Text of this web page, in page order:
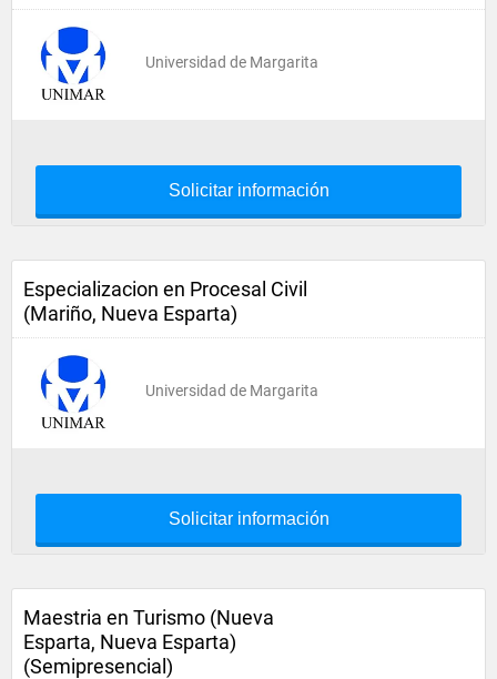
Universidad de Margarita
Solicitar información
Especializacion en Procesal Civil
(Mariño, Nueva Esparta)
Universidad de Margarita
Solicitar información
Maestria en Turismo (Nueva
Esparta, Nueva Esparta)
(Semipresencial)